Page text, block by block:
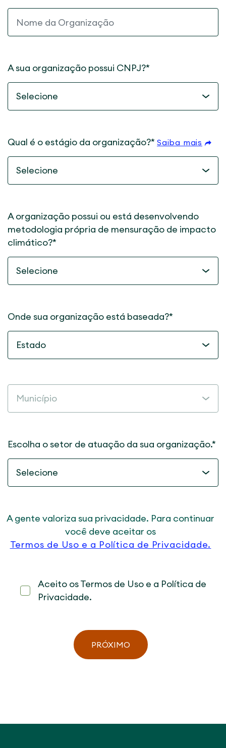
A sua organização possui CNPJ?*
Qual é o estágio da organização?* Saiba mais
A organização possui ou está desenvolvendo
metodologia própria de mensuração de impacto
climático?*
Onde sua organização está baseada?*
Escolha o setor de atuação da sua organização.*
A gente valoriza sua privacidade. Para continuar
você deve aceitar os
Termos de Uso e a Política de Privacidade.
Aceito os Termos de Uso e a Política de
Privacidade.
PRÓXIMO